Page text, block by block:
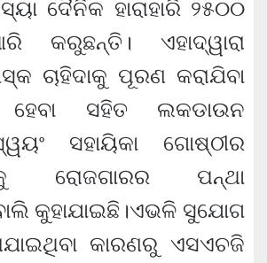
ଦୈନିକ ହାରାହାରି ୨୫୦୦
କରୁଛନ୍ତି। ଏହାଦ୍ୱାରା
ଚାହିଦାକୁ ପୂରଣ କରାଯିବା
ସହିତ ଲକଡାଉନ
ସହାୟିକା ଗୋଷ୍ଠୀର
ରୋଜଗାରର ପନ୍ଥା
କୁହାଯାଇଛି।ଏଭଳି ସୁଯୋଗ
କାରଣରୁ ଏସଏଚଜି